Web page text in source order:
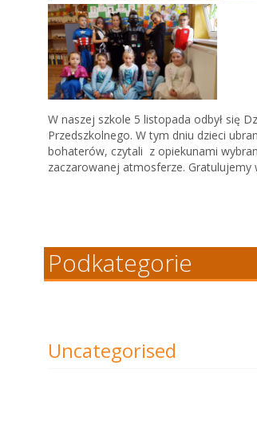
W naszej szkole 5 listopada odbył się
Przedszkolnego. W tym dniu dzieci
bohaterów, czytali z opiekunami
zaczarowanej atmosferze.
Podkategorie
Uncategorised